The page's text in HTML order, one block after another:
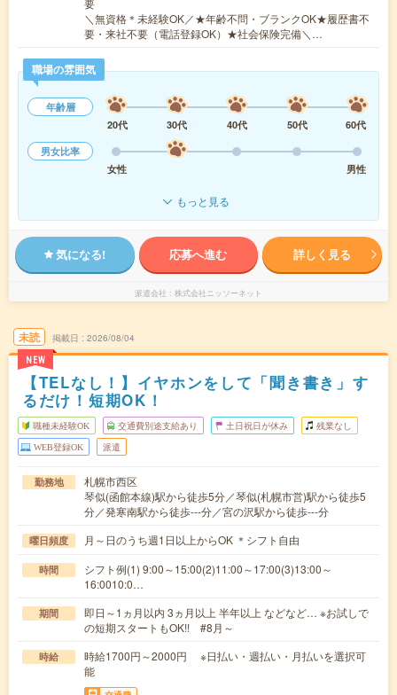
要
＼無資格＊未経験OK／★年齢不問・ブランクOK★履歴書不
要・来社不要（電話登録OK）★社会保険完備＼…
職場の雰囲気
年齢層
20代
30代 40代 50代
60代
男女比率
女性
男性
もっと見る
気になる! 応募へ進む 詳しく見る
派遣会社 株式会社ニッソーネット
未読
NEW
掲載日 2026/08/04
【TELなし！】イヤホンをして「聞き書き」す
るだけ！短期OK！
職種未経験OK 交通費別途支給あり 土日祝日が休み 残業なし
WEB登録OK 派遣
勤務地
札幌市西区
琴似(函館本線)駅から徒歩5分／琴似(札幌市営)駅から徒歩5
分／発寒南駅から徒歩---分／宮の沢駅から徒歩---分
曜日頻度 月～日のうち週1日以上からOK ＊シフト自由
時間
シフト例(1) 9:00～15:00(2)11:00～17:00(3)13:00～
16:0010:0…
期間
即日～1ヵ月以内 3ヵ月以上 半年以上 などなど… ※お試しで
の短期スタートもOK!! #8月～
時給
時給1700円～2000円 ※日払い・週払い・月払いを選択可
能